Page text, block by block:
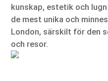
kunskap, estetik och
de mest unika och
London, särskilt för den
och resor.